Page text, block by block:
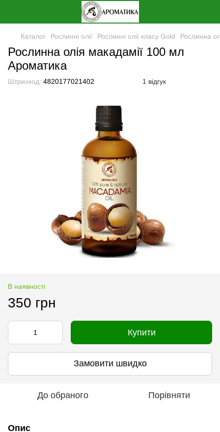
Каталог Рослинні олії Рослинні олії класу Gold Рослинна
Рослинна олія макадамії 100 мл
Ароматика
Штрихкод: 4820177021402 1 відгук
В наявності
350 грн
Купити
Замовити швидко
До обраного Порівняти
Опис